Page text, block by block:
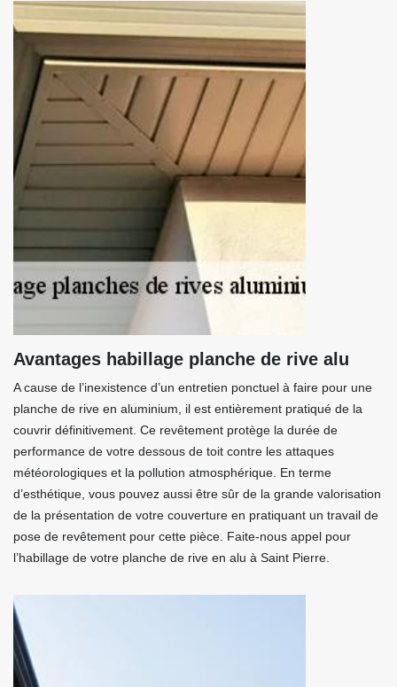
Avantages habillage planche de rive alu
A cause de l’inexistence d’un entretien ponctuel à faire pour une
planche de rive en aluminium, il est entièrement pratiqué de la
couvrir définitivement. Ce revêtement protège la durée de
performance de votre dessous de toit contre les attaques
météorologiques et la pollution atmosphérique. En terme
d’esthétique, vous pouvez aussi être sûr de la grande valorisation
de la présentation de votre couverture en pratiquant un travail de
pose de revêtement pour cette pièce. Faite-nous appel pour
l’habillage de votre planche de rive en alu à Saint Pierre.